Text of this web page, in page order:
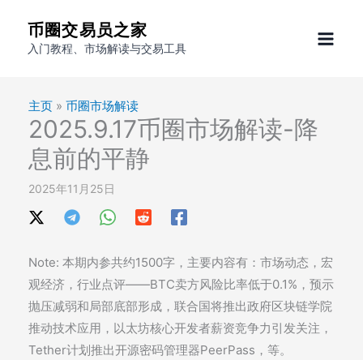
币圈交易员之家
入门教程、市场解读与交易工具
主页 » 币圈市场解读
2025.9.17币圈市场解读-降
息前的平静
2025年11月25日
Note: 本期内参共约1500字，主要内容有：市场动态，宏
观经济，行业点评——BTC卖方风险比率低于0.1%，预示
抛压减弱和局部底部形成，联合国将推出政府区块链学院
推动技术应用，以太坊核心开发者薪资竞争力引发关注，
Tether计划推出开源密码管理器PeerPass，等。